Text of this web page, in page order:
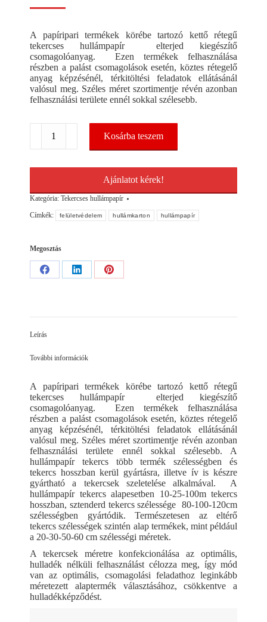
A papíripari termékek körébe tartozó kettő rétegű
tekercses hullámpapír elterjed kiegészítő
csomagolóanyag. Ezen termékek felhasználása
részben a palást csomagolások esetén, köztes rétegelő
anyag képzésénél, térkitöltési feladatok ellátásánál
valósul meg. Széles méret szortimentje révén azonban
felhasználási területe ennél sokkal szélesebb.
tekercs
200mmx100fm
Kosárba teszem
Ajánlatot kérek!
Kategória: Tekercses hullámpapír
Címkék:
felületvédelem hullámkarton hullámpapír
Megosztás
Share
Share
Share
Leírás
További információk
A papíripari termékek körébe tartozó kettő rétegű
tekercses hullámpapír elterjed kiegészítő
csomagolóanyag. Ezen termékek felhasználása
részben a palást csomagolások esetén, köztes rétegelő
anyag képzésénél, térkitöltési feladatok ellátásánál
valósul meg. Széles méret szortimentje révén azonban
felhasználási területe ennél sokkal szélesebb. A
hullámpapír tekercs több termék szélességben és
tekercs hosszban kerül gyártásra, illetve ív is készre
gyártható a tekercsek szeletelése alkalmával. A
hullámpapír tekercs alapesetben 10-25-100m tekercs
hosszban, sztenderd tekercs szélessége 80-100-120cm
szélességben gyártódik. Természetesen az eltérő
tekercs szélességek szintén alap termékek, mint például
a 20-30-50-60 cm szélességi méretek.
A tekercsek méretre konfekcionálása az optimális,
hulladék nélküli felhasználást célozza meg, így mód
van az optimális, csomagolási feladathoz leginkább
méretezett alaptermék választásához, csökkentve a
hulladékképződést.